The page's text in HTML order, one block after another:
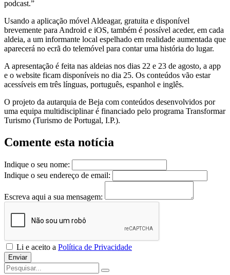
podcast.”
Usando a aplicação móvel Aldeagar, gratuita e disponível
brevemente para Android e iOS, também é possível aceder, em cada
aldeia, a um informante local espelhado em realidade aumentada que
aparecerá no ecrã do telemóvel para contar uma história do lugar.
A apresentação é feita nas aldeias nos dias 22 e 23 de agosto, a app
e o website ficam disponíveis no dia 25. Os conteúdos vão estar
acessíveis em três línguas, português, espanhol e inglês.
O projeto da autarquia de Beja com conteúdos desenvolvidos por
uma equipa multidisciplinar é financiado pelo programa Transformar
Turismo (Turismo de Portugal, I.P.).
Comente esta notícia
Indique o seu nome:
Indique o seu endereço de email:
Escreva aqui a sua mensagem:
Li e aceito a Política de Privacidade
Enviar